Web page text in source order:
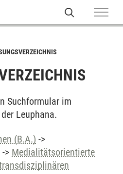
Suchformular im
Leuphana.
(B.A.) ->
-> Medialitätsorientierte